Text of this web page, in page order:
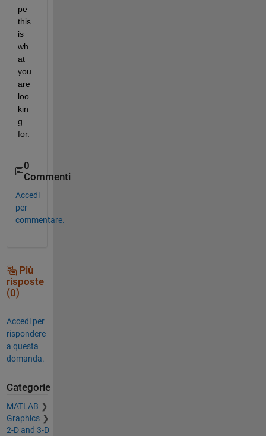
pe
this
is
wh
at
you
are
loo
kin
g
for.
0
Commenti
Accedi
per
commentare.
Più
risposte
(0)
Accedi per
rispondere
a questa
domanda.
Categorie
MATLAB
Graphics
2-D and 3-D